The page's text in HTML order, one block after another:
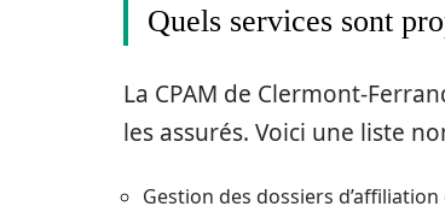
Quels services sont
La CPAM de Clermont-
les assurés. Voici une liste
Gestion des dossiers